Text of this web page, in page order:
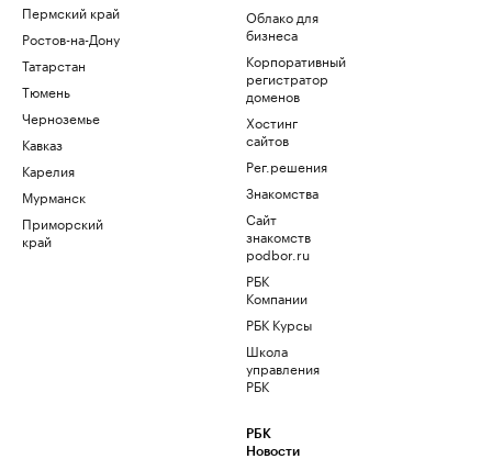
Пермский край
Ростов-на-Дону
Татарстан
Тюмень
Черноземье
Кавказ
Карелия
Мурманск
Приморский
край
Облако для
бизнеса
Корпоративный
регистратор
доменов
Хостинг
сайтов
Рег.решения
Знакомства
Сайт
знакомств
podbor.ru
РБК
Компании
РБК Курсы
Школа
управления
РБК
РБК
Новости